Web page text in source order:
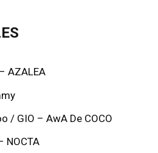
AZALEA
/ GIO – AwA De COCO
NOCTA